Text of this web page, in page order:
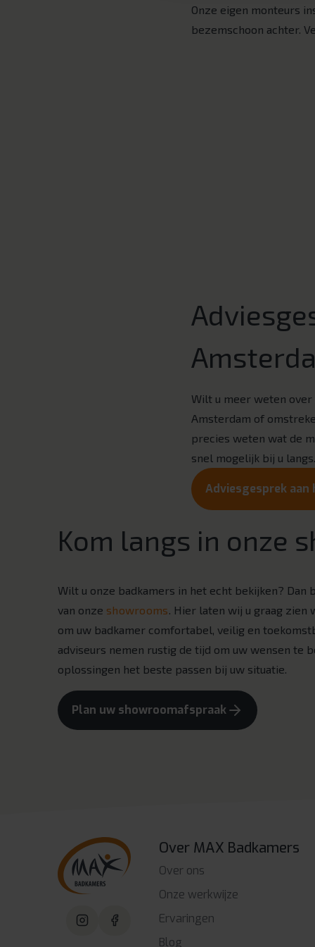
Onze eigen monteurs
bezemschoon achter.
Wilt u meer weten over
Amsterdam of
precies weten wat de
snel mogelijk bij u langs.
Adviesgesprek aan
Kom langs in onze
Wilt u onze badkamers in het echt bekijken? Dan
van onze showrooms. Hier laten wij u graag zien
om uw badkamer comfortabel, veilig en
adviseurs nemen rustig de tijd om uw wensen te
oplossingen het beste passen bij uw situatie.
Plan uw showroomafspraak
Over MAX Badkamers
Over ons
Onze werkwijze
Ervaringen
Blog